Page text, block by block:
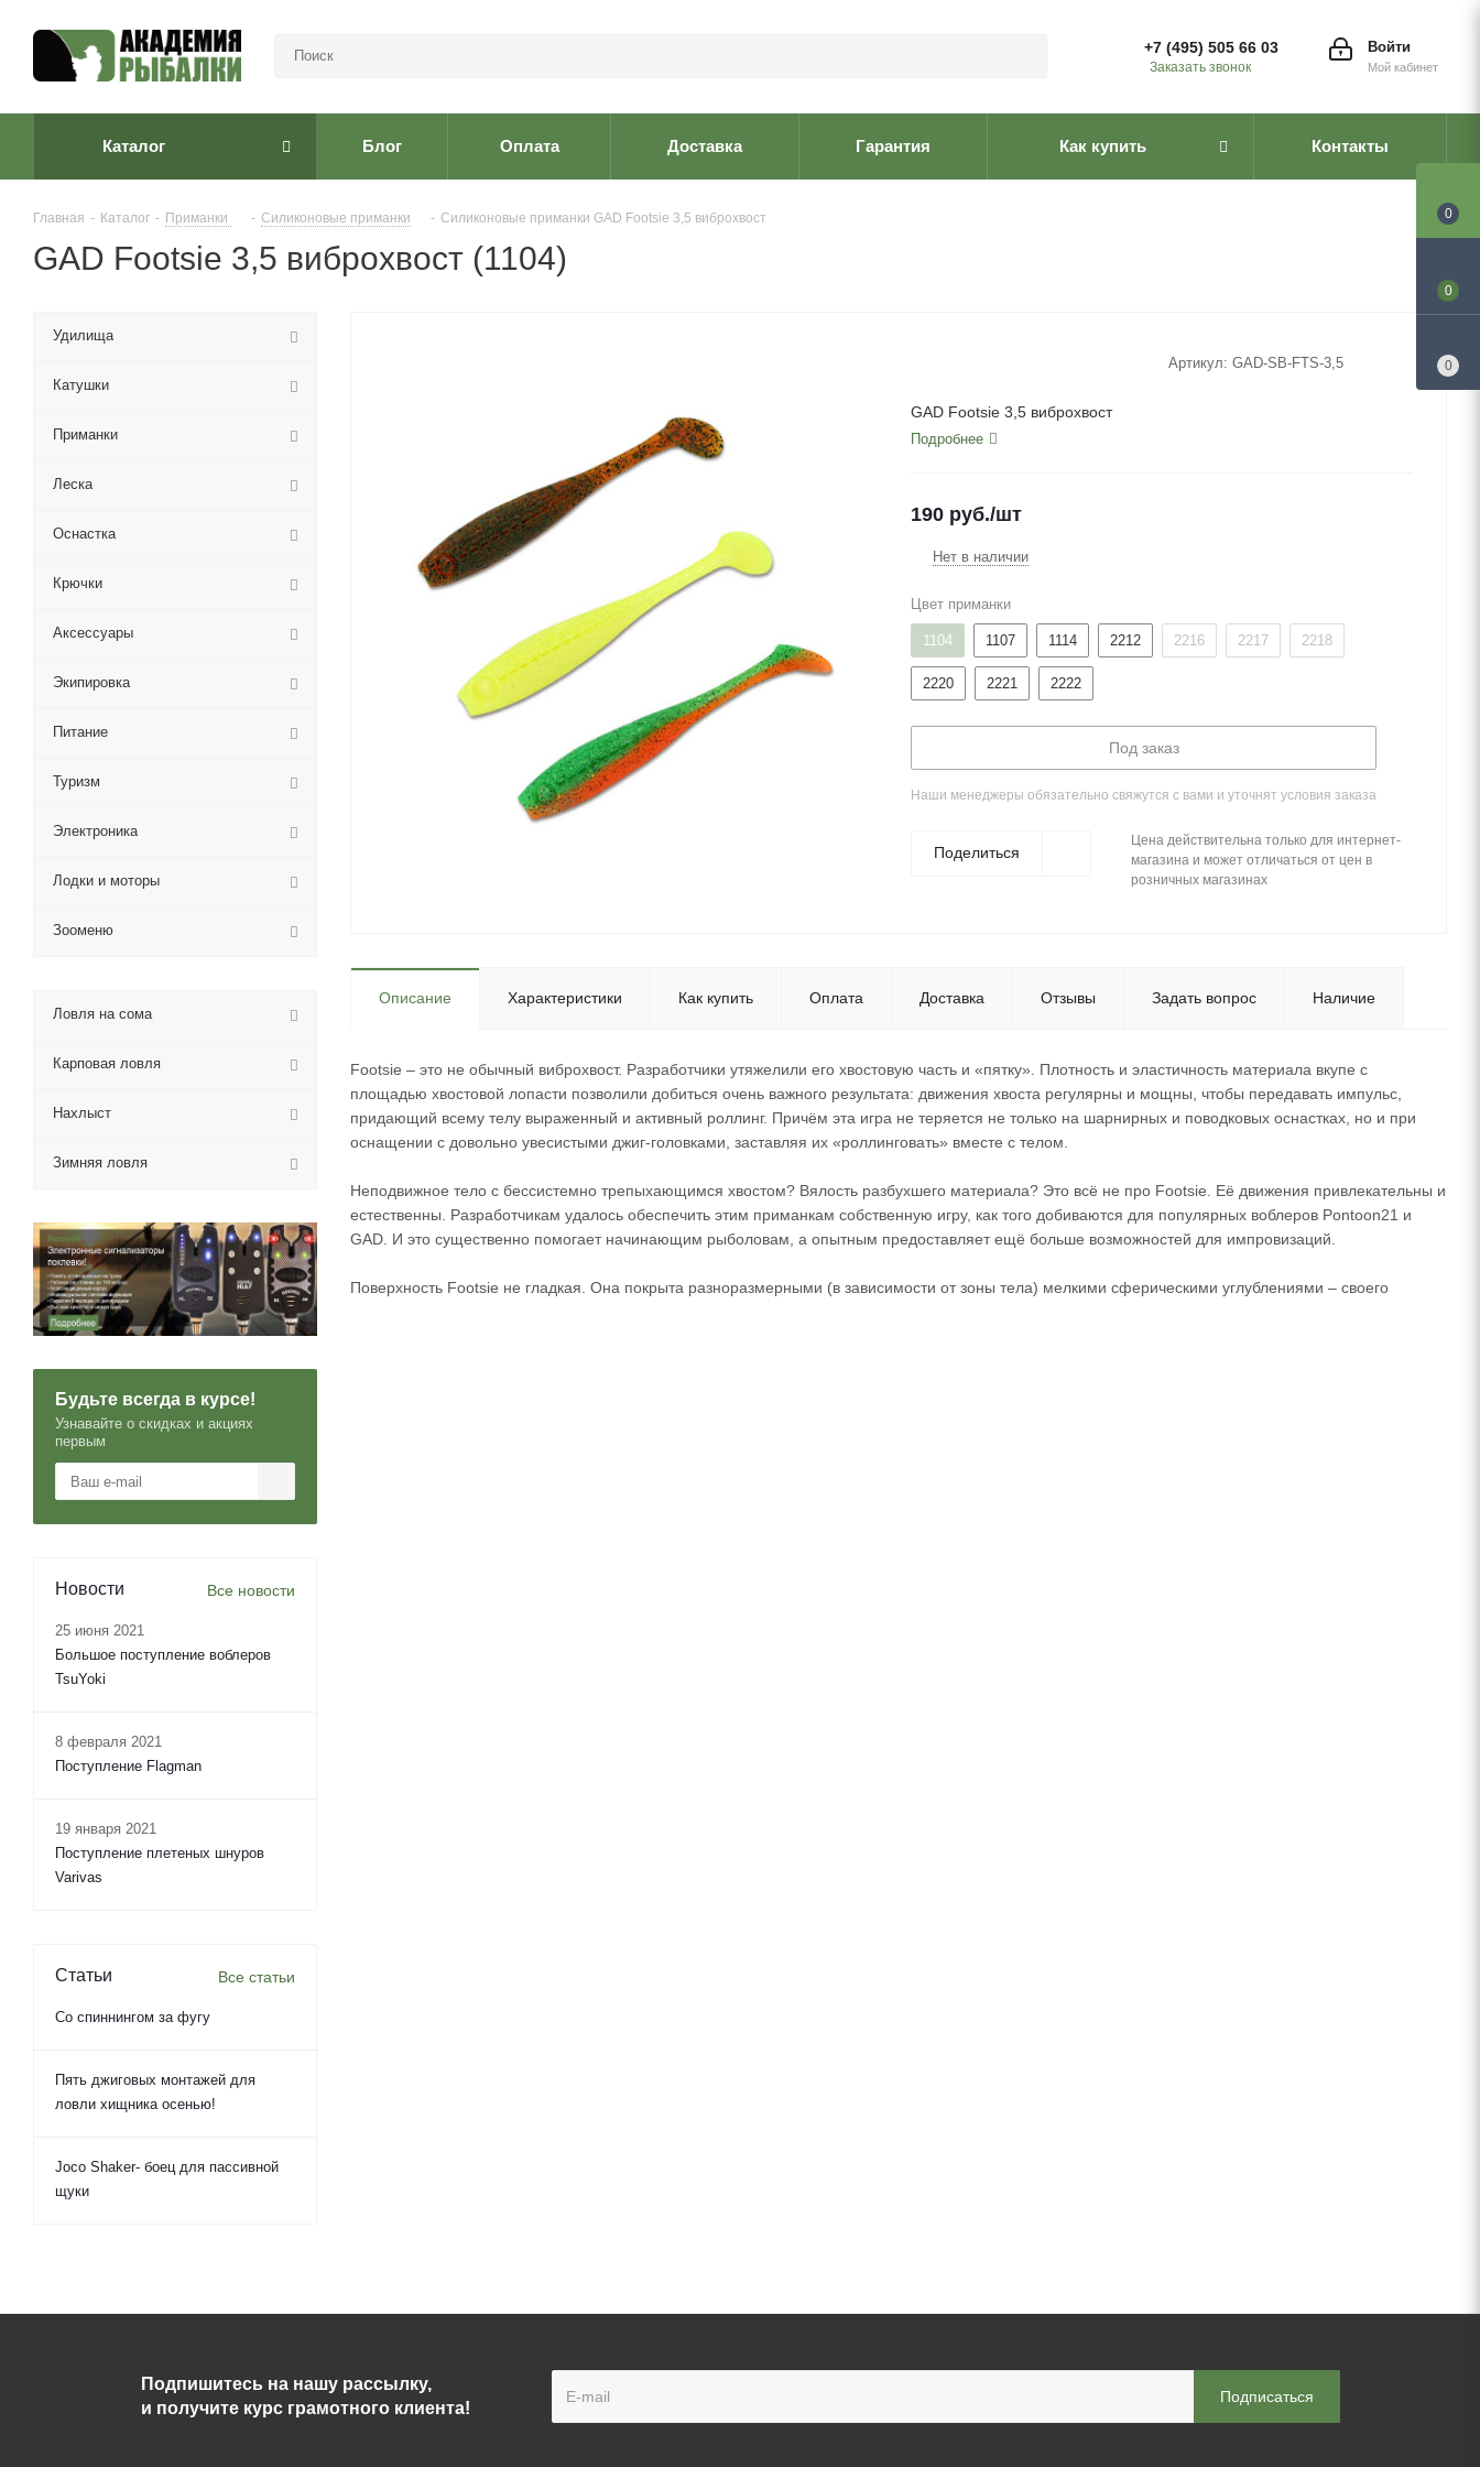
Войти
Мой кабинет
+7 (495) 505 66 03
Заказать звонок
Каталог Блог Оплата Доставка Гарантия Как купить Контакты
Главная - Каталог - Приманки - Cиликоновые приманки - Силиконовые приманки GAD Footsie 3,5 виброхвост
GAD Footsie 3,5 виброхвост (1104)
Артикул: GAD-SB-FTS-3,5
GAD Footsie 3,5 виброхвост
Подробнее
190 руб./шт
Нет в наличии
Цвет приманки
1104 1107 1114 2212 2216 2217 2218
2220 2221 2222
Под заказ
Наши менеджеры обязательно свяжутся с вами и уточнят условия заказа
Поделиться
Цена действительна только для интернет-
магазина и может отличаться от цен в
розничных магазинах
Описание Характеристики Как купить Оплата Доставка Отзывы Задать вопрос Наличие
Footsie – это не обычный виброхвост. Разработчики утяжелили его хвостовую часть и «пятку». Плотность и эластичность материала вкупе с
площадью хвостовой лопасти позволили добиться очень важного результата: движения хвоста регулярны и мощны, чтобы передавать импульс,
придающий всему телу выраженный и активный роллинг. Причём эта игра не теряется не только на шарнирных и поводковых оснастках, но и при
оснащении с довольно увесистыми джиг-головками, заставляя их «роллинговать» вместе с телом.
Неподвижное тело с бессистемно трепыхающимся хвостом? Вялость разбухшего материала? Это всё не про Footsie. Её движения привлекательны и
естественны. Разработчикам удалось обеспечить этим приманкам собственную игру, как того добиваются для популярных воблеров Pontoon21 и
GAD. И это существенно помогает начинающим рыболовам, а опытным предоставляет ещё больше возможностей для импровизаций.
Поверхность Footsie не гладкая. Она покрыта разноразмерными (в зависимости от зоны тела) мелкими сферическими углублениями – своего
Удилища
Катушки
Приманки
Леска
Оснастка
Крючки
Аксессуары
Экипировка
Питание
Туризм
Электроника
Лодки и моторы
Зооменю
Ловля на сома
Карповая ловля
Нахлыст
Зимняя ловля
Будьте всегда в курсе!
Узнавайте о скидках и акциях
первым
Новости Все новости
25 июня 2021
Большое поступление воблеров
TsuYoki
8 февраля 2021
Поступление Flagman
19 января 2021
Поступление плетеных шнуров
Varivas
Статьи Все статьи
Со спиннингом за фугу
Пять джиговых монтажей для
ловли хищника осенью!
Joco Shaker- боец для пассивной
щуки
Подпишитесь на нашу рассылку,
и получите курс грамотного клиента!
0
0
0